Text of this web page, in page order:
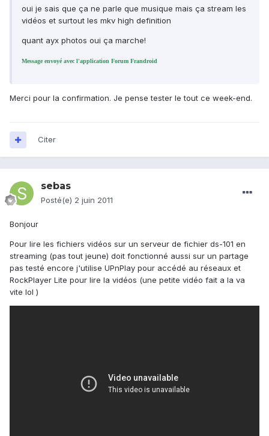
oui je sais que ça ne parle que musique mais ça stream les
vidéos et surtout les mkv high definition
quant ayx photos oui ça marche!
Message envoyé avec l'application Forum Frandroid
Merci pour la confirmation. Je pense tester le tout ce week-end.
Citer
sebas
Posté(e) 2 juin 2011
Bonjour
Pour lire les fichiers vidéos sur un serveur de fichier ds-101 en
streaming (pas tout jeune) doit fonctionné aussi sur un partage
pas testé encore j'utilise UPnPlay pour accédé au réseaux et
RockPlayer Lite pour lire la vidéos (une petite vidéo fait a la va
vite lol )